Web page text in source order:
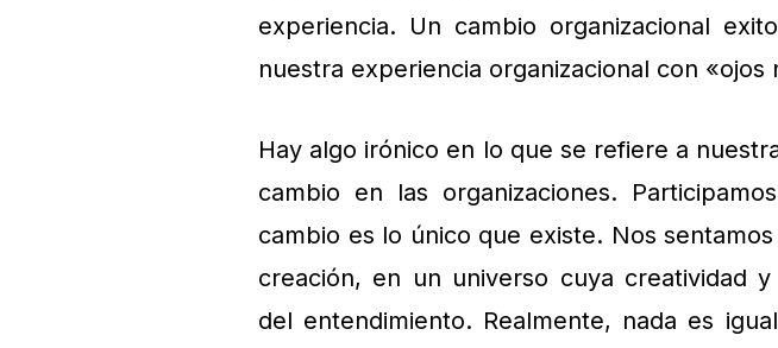
experiencia. Un cambio organizacional
nuestra experiencia organizacional con «ojos
Hay algo irónico en lo que se refiere a
cambio en las organizaciones.
cambio es lo único que existe. Nos
creación, en un universo cuya creatividad
del entendimiento. Realmente, nada es